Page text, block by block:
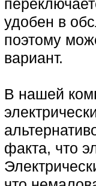
удобен в
поэтому
вариант.
В нашей
факта, что